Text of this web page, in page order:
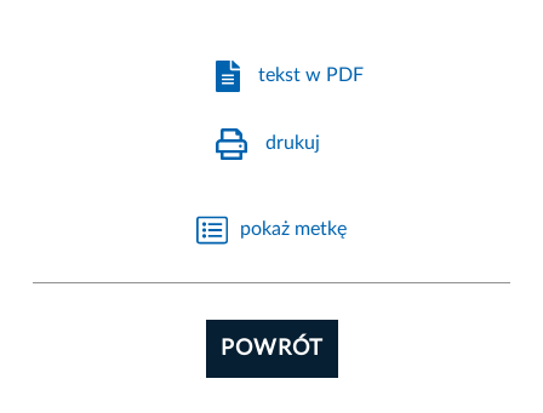
tekst w PDF
drukuj
pokaż metkę
POWRÓT